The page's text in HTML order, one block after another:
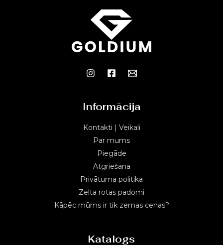
Informācija
Kontakti | Veikali
Par mums
Piegāde
Atgriešana
Privātuma politika
Zelta rotas padomi
Kāpēc mūms ir tik zemas cenas?
Katalogs